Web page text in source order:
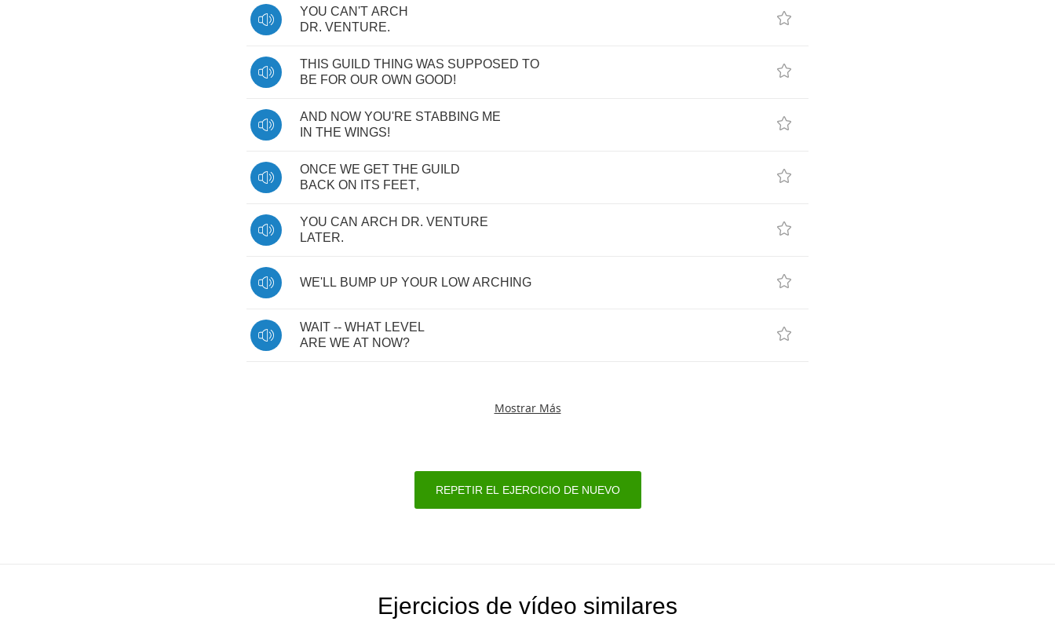
YOU CAN'T ARCH
DR. VENTURE.
THIS GUILD THING WAS SUPPOSED TO
BE FOR OUR OWN GOOD!
AND NOW YOU'RE STABBING ME
IN THE WINGS!
ONCE WE GET THE GUILD
BACK ON ITS FEET,
YOU CAN ARCH DR. VENTURE
LATER.
WE'LL BUMP UP YOUR LOW ARCHING
WAIT -- WHAT LEVEL
ARE WE AT NOW?
Mostrar Más
REPETIR EL EJERCICIO DE NUEVO
Ejercicios de vídeo similares